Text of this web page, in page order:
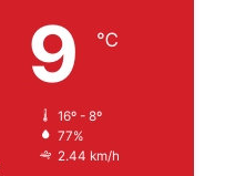
9 ℃
16º - 8º
77%
2.44 km/h